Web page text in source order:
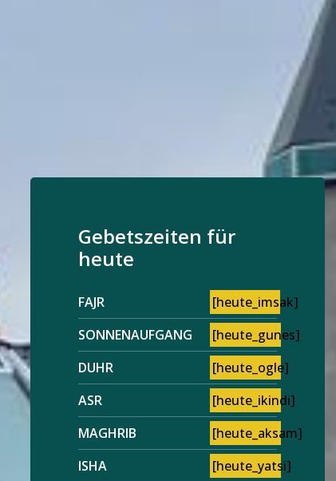
Gebetszeiten für
heute
FAJR
[heute_imsak]
SONNENAUFGANG
[heute_gunes]
DUHR
[heute_ogle]
ASR
[heute_ikindi]
MAGHRIB
[heute_aksam]
ISHA
[heute_yatsi]